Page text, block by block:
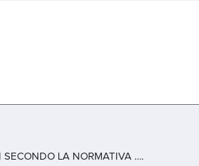
SECONDO LA NORMATIVA ….